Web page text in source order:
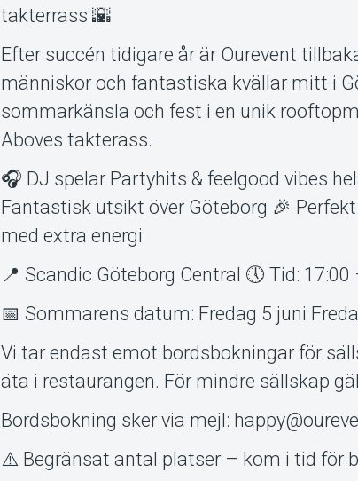
takterrass 🌇
Efter succén tidigare år är Ourevent
människor och fantastiska kvällar mitt i
sommarkänsla och fest i en unik
Aboves takterass.
🎧 DJ spelar Partyhits & feelgood vibes
Fantastisk utsikt över Göteborg 🎉
med extra energi
📍 Scandic Göteborg Central 🕔 Tid:
📅 Sommarens datum: Fredag 5 juni
Vi tar endast emot bordsbokningar för
äta i restaurangen. För mindre sällskap
Bordsbokning sker via mejl:
⚠️ Begränsat antal platser – kom i tid för